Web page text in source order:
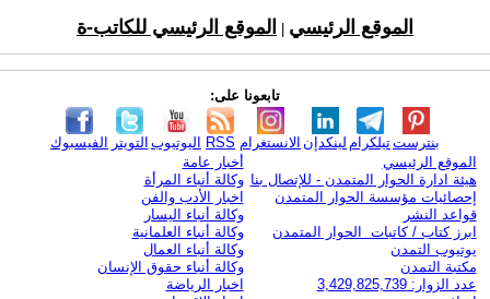
الموقع الرئيسي الموقع الرئيسي للكاتب-ة
تابعونا على:
الفيسبوك التويتر اليوتيوب RSS الانستغرام لينكدإن تيلكرامبنترست
الموقع الرئيسي
هيئة ادارة الحوار المتمدن - للإتصال بنا
إحصائيات مؤسسة الحوار المتمدن
قواعد النشر
ابرز كتاب / كاتبات الحوار المتمدن
يوتيوب التمدن
مكتبة التمدن
عدد الزوار: 3,429,825,739
أخبار عامة
وكالة أنباء المرأة
اخبار الأدب والفن
وكالة أنباء اليسار
وكالة أنباء العلمانية
وكالة أنباء العمال
وكالة أنباء حقوق الإنسان
اخبار الرياضة